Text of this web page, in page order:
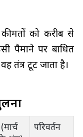
कीमतों को करीब से
पैमाने पर बाधित
तंत्र टूट जाता है।
परिवर्तन